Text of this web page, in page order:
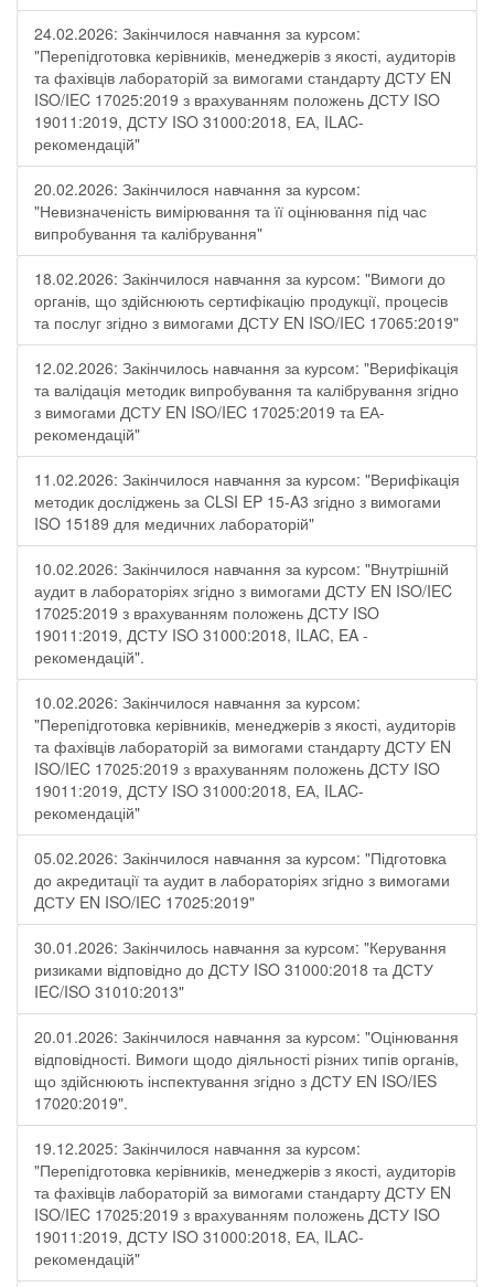
24.02.2026: Закінчилося навчання за курсом:
"Перепідготовка керівників, менеджерів з якості, аудиторів
та фахівців лабораторій за вимогами стандарту ДСТУ EN
ISO/IEC 17025:2019 з врахуванням положень ДСТУ ISO
19011:2019, ДСТУ ISO 31000:2018, ЕА, ILAC-
рекомендацій"
20.02.2026: Закінчилося навчання за курсом:
"Невизначеність вимірювання та її оцінювання під час
випробування та калібрування"
18.02.2026: Закінчилося навчання за курсом: "Вимоги до
органів, що здійснюють сертифікацію продукції, процесів
та послуг згідно з вимогами ДСТУ EN ISO/IEC 17065:2019"
12.02.2026: Закінчилось навчання за курсом: "Верифікація
та валідація методик випробування та калібрування згідно
з вимогами ДСТУ EN ISO/IEC 17025:2019 та ЕА-
рекомендацій"
11.02.2026: Закінчилося навчання за курсом: "Верифікація
методик досліджень за CLSI EP 15-A3 згідно з вимогами
ISO 15189 для медичних лабораторій"
10.02.2026: Закінчилося навчання за курсом: "Внутрішній
аудит в лабораторіях згідно з вимогами ДСТУ EN ISO/IEC
17025:2019 з врахуванням положень ДСТУ ISO
19011:2019, ДСТУ ISO 31000:2018, ILAC, EA -
рекомендацій".
10.02.2026: Закінчилося навчання за курсом:
"Перепідготовка керівників, менеджерів з якості, аудиторів
та фахівців лабораторій за вимогами стандарту ДСТУ EN
ISO/IEC 17025:2019 з врахуванням положень ДСТУ ISO
19011:2019, ДСТУ ISO 31000:2018, ЕА, ILAC-
рекомендацій"
05.02.2026: Закінчилося навчання за курсом: "Підготовка
до акредитації та аудит в лабораторіях згідно з вимогами
ДСТУ EN ISO/IEC 17025:2019"
30.01.2026: Закінчилось навчання за курсом: "Керування
ризиками відповідно до ДСТУ ISO 31000:2018 та ДСТУ
IEC/ISO 31010:2013"
20.01.2026: Закінчилося навчання за курсом: "Оцінювання
відповідності. Вимоги щодо діяльності різних типів органів,
що здійснюють інспектування згідно з ДСТУ ЕN ISO/IES
17020:2019".
19.12.2025: Закінчилося навчання за курсом:
"Перепідготовка керівників, менеджерів з якості, аудиторів
та фахівців лабораторій за вимогами стандарту ДСТУ EN
ISO/IEC 17025:2019 з врахуванням положень ДСТУ ISO
19011:2019, ДСТУ ISO 31000:2018, ЕА, ILAC-
рекомендацій"